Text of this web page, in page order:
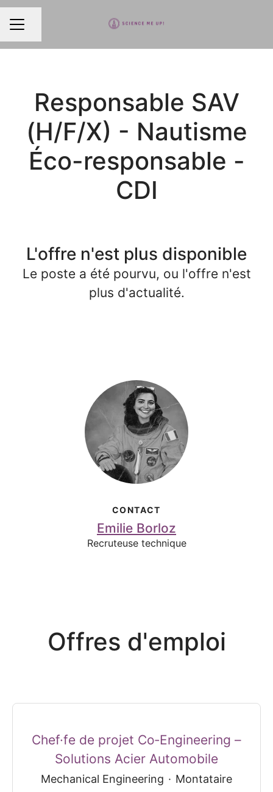
MENU CARRIÈRE
Partager la page
Responsable SAV
(H/F/X) - Nautisme
Éco-responsable -
CDI
L'offre n'est plus disponible
Le poste a été pourvu, ou l'offre n'est
plus d'actualité.
CONTACT
Emilie Borloz
Recruteuse technique
Offres d'emploi
Chef·fe de projet Co‑Engineering –
Solutions Acier Automobile
Mechanical Engineering · Montataire